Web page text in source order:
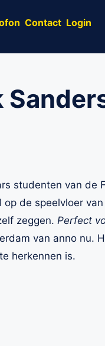
Contact Login
studenten van de
de speelvloer
zeggen. Perfect
van anno nu.
herkennen is.